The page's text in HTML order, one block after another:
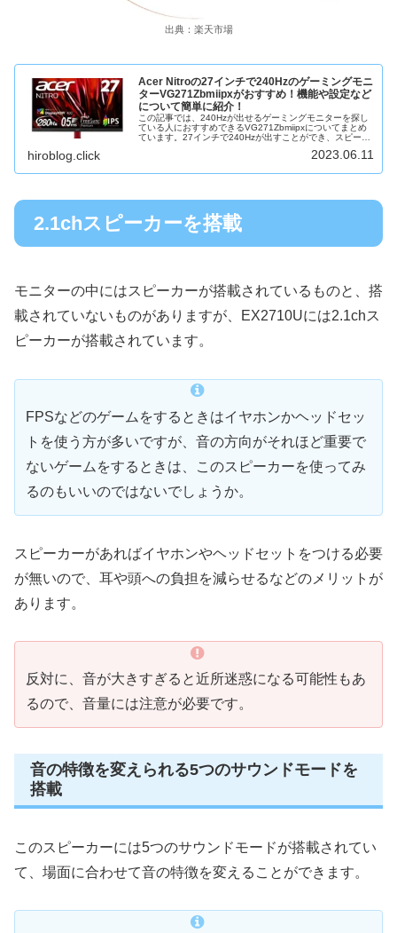
出典：楽天市場
Acer Nitroの27インチで240Hzのゲーミングモニ
ターVG271Zbmiipxがおすすめ！機能や設定など
について簡単に紹介！
この記事では、240Hzが出せるゲーミングモニターを探し
ている人におすすめできるVG271Zbmiipxについてまとめ
ています。27インチで240Hzが出すことができ、スピーカ
hiroblog.click 2023.06.11
2.1chスピーカーを搭載
モニターの中にはスピーカーが搭載されているものと、搭
載されていないものがありますが、EX2710Uには2.1chス
ピーカーが搭載されています。
FPSなどのゲームをするときはイヤホンかヘッドセッ
トを使う方が多いですが、音の方向がそれほど重要で
ないゲームをするときは、このスピーカーを使ってみ
るのもいいのではないでしょうか。
スピーカーがあればイヤホンやヘッドセットをつける必要
が無いので、耳や頭への負担を減らせるなどのメリットが
あります。
反対に、音が大きすぎると近所迷惑になる可能性もあ
るので、音量には注意が必要です。
音の特徴を変えられる5つのサウンドモードを
搭載
このスピーカーには5つのサウンドモードが搭載されてい
て、場面に合わせて音の特徴を変えることができます。